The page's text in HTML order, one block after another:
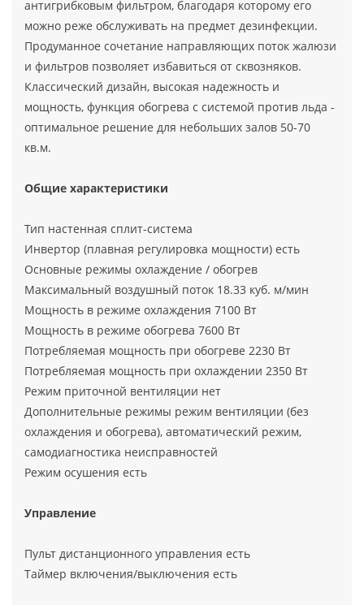
антигрибковым фильтром, благодаря которому его
можно реже обслуживать на предмет дезинфекции.
Продуманное сочетание направляющих поток жалюзи
и фильтров позволяет избавиться от сквозняков.
Классический дизайн, высокая надежность и
мощность, функция обогрева с системой против льда -
оптимальное решение для небольших залов 50-70
кв.м.
Общие характеристики
Тип настенная сплит-система
Инвертор (плавная регулировка мощности) есть
Основные режимы охлаждение / обогрев
Максимальный воздушный поток 18.33 куб. м/мин
Мощность в режиме охлаждения 7100 Вт
Мощность в режиме обогрева 7600 Вт
Потребляемая мощность при обогреве 2230 Вт
Потребляемая мощность при охлаждении 2350 Вт
Режим приточной вентиляции нет
Дополнительные режимы режим вентиляции (без
охлаждения и обогрева), автоматический режим,
самодиагностика неисправностей
Режим осушения есть
Управление
Пульт дистанционного управления есть
Таймер включения/выключения есть